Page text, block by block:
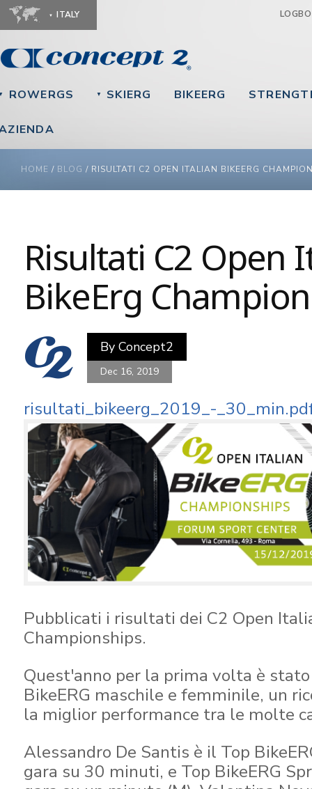
ITALY
ROWERGS ▼ SKIERG BIKEERG
YOU ARE HERE
HOME / BLOG / RISULTATI C2 OPEN ITALIAN BIKEERG
Risultati C2 Open
BikeErg
By Concept2
Dec 16, 2019
risultati_bikeerg_2019_-
Pubblicati i risultati dei C2 Open
Championships.
Quest'anno per la prima volta è
BikeERG maschile e femminile, un
la miglior performance tra le molte
Alessandro De Santis è il Top
gara su 30 minuti, e Top BikeERG